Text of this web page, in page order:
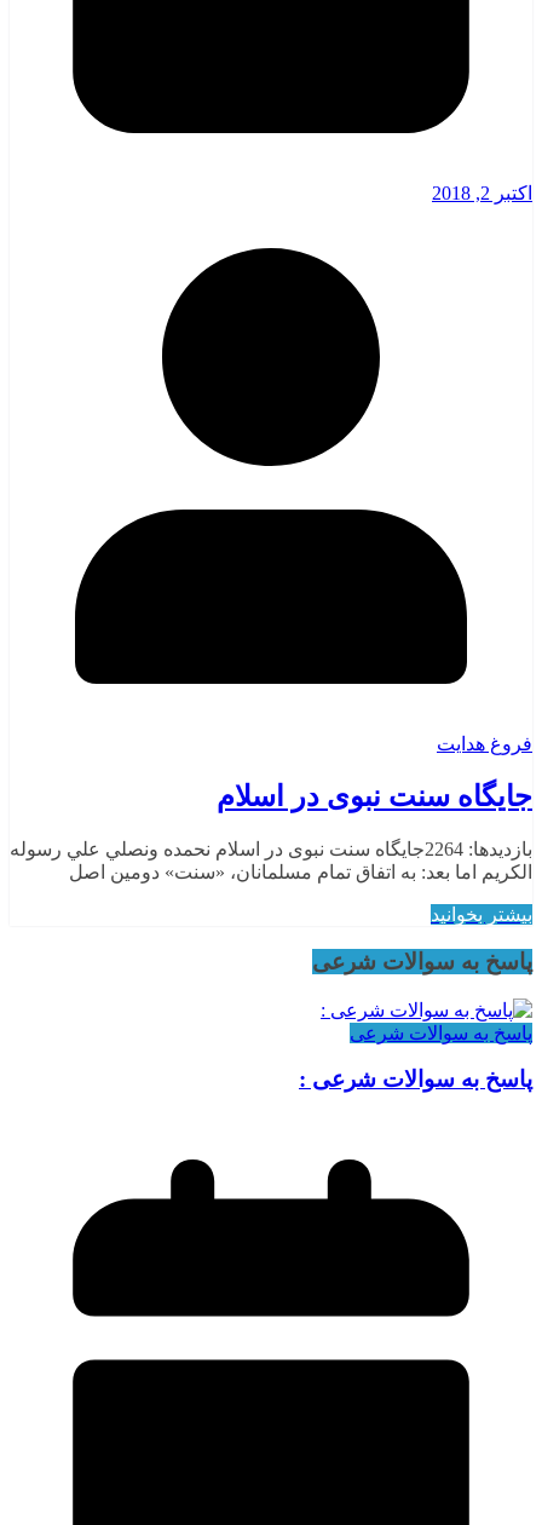
اکتبر 2, 2018
فروغ هدایت
جایگاه سنت نبوی در اسلام
بازدیدها: 2264جایگاه سنت نبوی در اسلام نحمده ونصلي علي رسوله
الكريم اما بعد: به اتفاق تمام مسلمانان، «سنت» دومين اصل
بیشتر بخوانید
پاسخ به سوالات شرعی
پاسخ به سوالات شرعی
پاسخ به سوالات شرعی :